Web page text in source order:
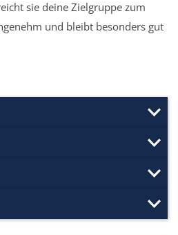
sie deine Zielgruppe zum
und bleibt besonders gut